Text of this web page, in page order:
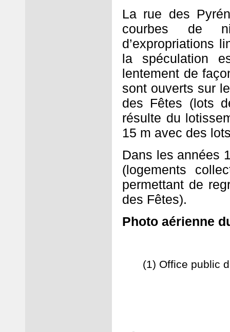
La rue des
courbes de
d’expropriations
la spéculation
lentement de
sont ouverts sur
des Fêtes (lots
résulte du
15 m avec des
Dans les années
(logements
permettant de
des Fêtes).
Photo aérienne
(1) Office public